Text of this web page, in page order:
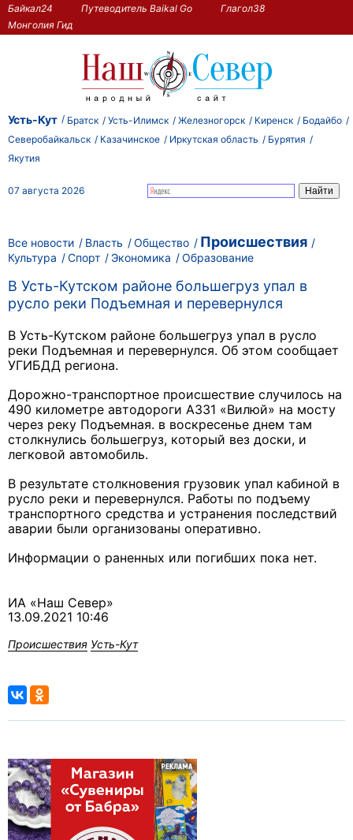
Байкал24 Путеводитель Baikal Go
Глагол38
Монголия Гид
Усть-Кут Братск Усть-Илимск Железногорск Киренск
Бодайбо
Северобайкальск
Казачинское Иркутская область
Бурятия
Якутия
07 августа 2026
Все новости Власть Общество Происшествия
Культура Спорт Экономика Образование
В Усть-Кутском районе большегруз упал в
русло реки Подъемная и перевернулся
В Усть-Кутском районе большегруз упал в русло
реки Подъемная и перевернулся. Об этом сообщает
УГИБДД региона.
Дорожно-транспортное происшествие случилось на
490 километре автодороги А331 «Вилюй» на мосту
через реку Подъемная. в воскресенье днем там
столкнулись большегруз, который вез доски, и
легковой автомобиль.
В результате столкновения грузовик упал кабиной в
русло реки и перевернулся. Работы по подъему
транспортного средства и устранения последствий
аварии были организованы оперативно.
Информации о раненных или погибших пока нет.
ИА «Наш Север»
13.09.2021 10:46
Происшествия Усть-Кут